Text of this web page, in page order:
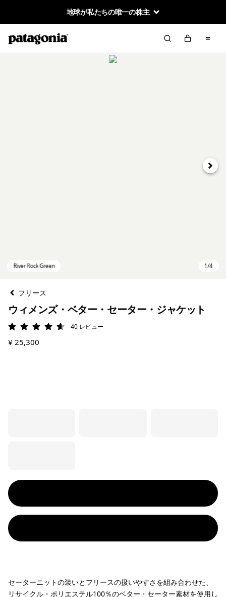
地球が私たちの唯一の株主
次へ
フリース
ウィメンズ・ベター・セーター・ジャケット
評価: 4.6 / 5
40 レビュー
¥ 25,300
セーターニットの装いとフリースの扱いやすさを組み合わせた、
リサイクル・ポリエステル100％のベター・セーター素材を使用し